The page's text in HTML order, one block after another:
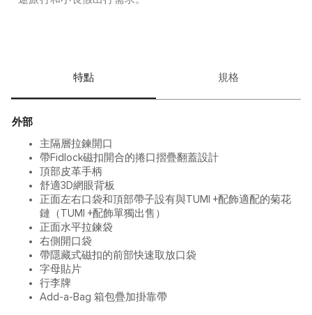
特點 規格
外部
主隔層拉鍊開口
帶Fidlock磁扣開合的捲口摺疊翻蓋設計
頂部皮革手柄
舒適3D網眼背板
正面左右口袋和頂部帶子設有與TUMI +配飾適配的菊花
鏈（TUMI +配飾單獨出售）
正面水平拉鍊袋
右側開口袋
帶隱藏式磁扣的前部快速取放口袋
字母貼片
行李牌
Add-a-Bag 箱包疊加掛靠帶